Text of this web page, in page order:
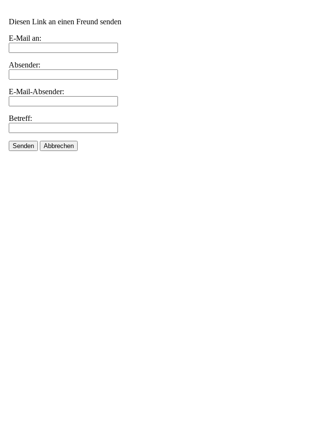
Diesen Link an einen Freund senden
E-Mail an:
Absender:
E-Mail-Absender:
Betreff:
Senden Abbrechen